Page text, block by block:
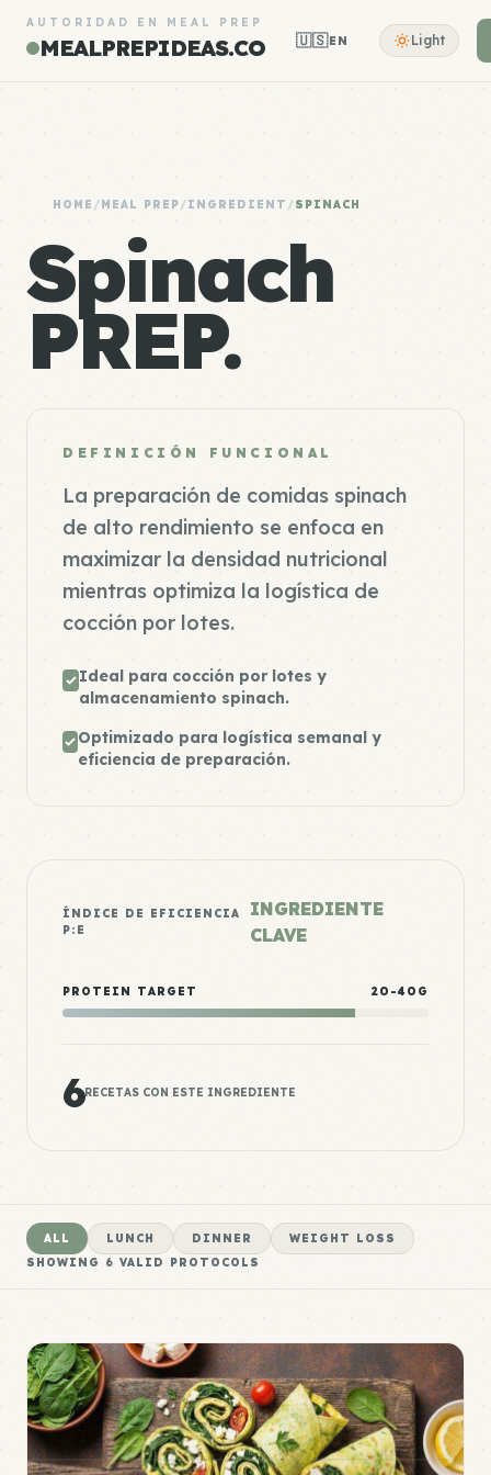
AUTORIDAD EN MEAL PREP
MEALPREPIDEAS.CO 🇺🇸EN Light
HOME /MEAL PREP/INGREDIENT /SPINACH
Spinach
PREP.
DEFINICIÓN FUNCIONAL
La preparación de comidas spinach
de alto rendimiento se enfoca en
maximizar la densidad nutricional
mientras optimiza la logística de
cocción por lotes.
Ideal para cocción por lotes y
almacenamiento spinach.
Optimizado para logística semanal y
eficiencia de preparación.
ÍNDICE DE EFICIENCIA
P:E
INGREDIENTE
CLAVE
PROTEIN TARGET 20-40G
6RECETAS CON ESTE INGREDIENTE
ALL LUNCH DINNER
WEIGHT LOSS
SHOWING 6 VALID PROTOCOLS